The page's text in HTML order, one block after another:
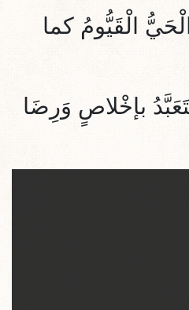
الْقَيُّومُ كما
بإخْلاص ٍ وَرِضَا